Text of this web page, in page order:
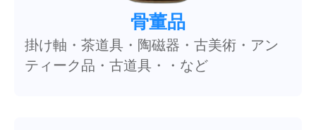
骨董品
掛け軸・茶道具・陶磁器・古美術・アン
ティーク品・古道具・・など